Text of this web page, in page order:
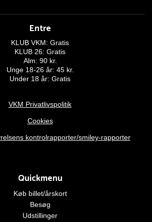
Entre
KLUB VKM: Gratis
KLUB 26: Gratis
Alm: 90 kr.
Unge 18-26 år: 45 kr.
Under 18 år: Gratis
VKM Privatlivspolitik
Cookies
kontrolrapporter/smiley-rapporter
Quickmenu
Køb billet/årskort
Besøg
Udstillinger